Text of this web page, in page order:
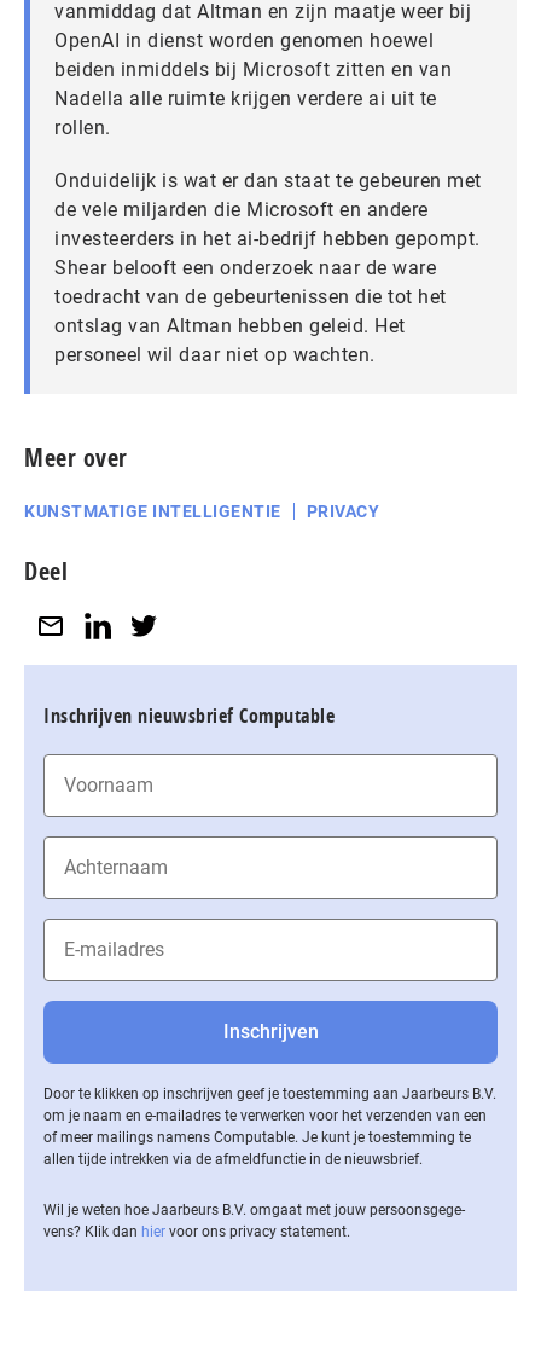
vanmiddag dat Altman en zijn maatje weer bij
OpenAI in dienst worden genomen hoewel
beiden inmiddels bij Microsoft zitten en van
Nadella alle ruimte krijgen verdere ai uit te
rollen.
Onduidelijk is wat er dan staat te gebeuren met
de vele miljarden die Microsoft en andere
investeerders in het ai-bedrijf hebben gepompt.
Shear belooft een onderzoek naar de ware
toedracht van de gebeurtenissen die tot het
ontslag van Altman hebben geleid. Het
personeel wil daar niet op wachten.
Meer over
KUNSTMATIGE INTELLIGENTIE PRIVACY
Deel
Inschrijven nieuwsbrief Computable
Door te klikken op inschrijven geef je toestemming aan Jaarbeurs B.V.
om je naam en e-mailadres te verwerken voor het verzenden van een
of meer mailings namens Computable. Je kunt je toestemming te
allen tijde intrekken via de af­meld­func­tie in de nieuwsbrief.
Wil je weten hoe Jaarbeurs B.V. omgaat met jouw per­soons­ge­ge­
vens? Klik dan hier voor ons privacy statement.